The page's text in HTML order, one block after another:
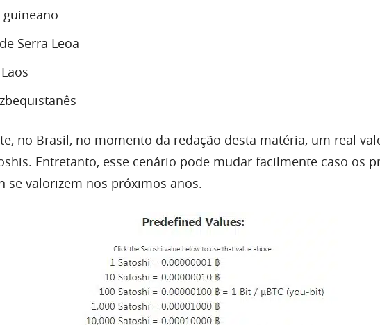
guineano
Serra Leoa
no Brasil, no momento da redação desta matéria, um real
Entretanto, esse cenário pode mudar facilmente caso os
se valorizem nos próximos anos.